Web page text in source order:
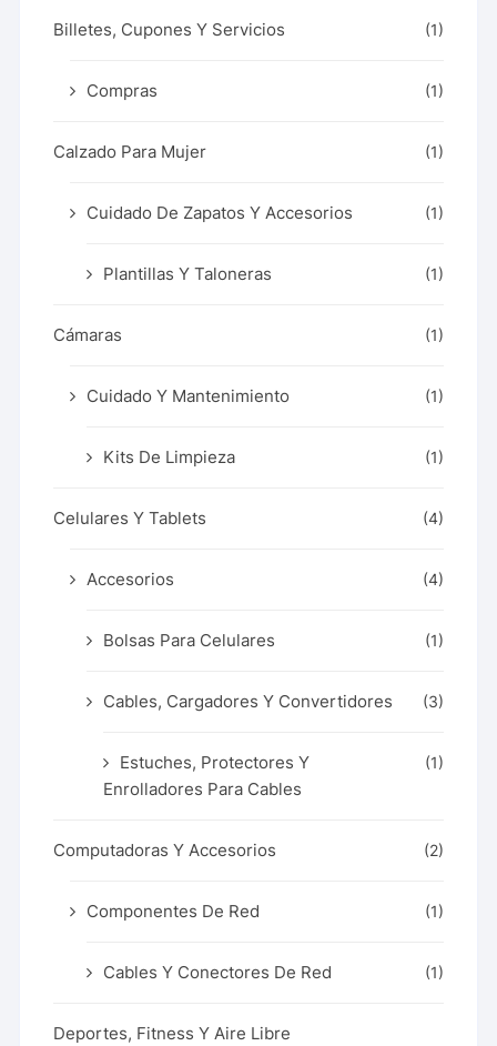
Billetes, Cupones Y Servicios (1)
Compras (1)
Calzado Para Mujer (1)
Cuidado De Zapatos Y Accesorios (1)
Plantillas Y Taloneras (1)
Cámaras (1)
Cuidado Y Mantenimiento (1)
Kits De Limpieza (1)
Celulares Y Tablets (4)
Accesorios (4)
Bolsas Para Celulares (1)
Cables, Cargadores Y Convertidores (3)
Estuches, Protectores Y
Enrolladores Para Cables
(1)
Computadoras Y Accesorios (2)
Componentes De Red (1)
Cables Y Conectores De Red (1)
Deportes, Fitness Y Aire Libre